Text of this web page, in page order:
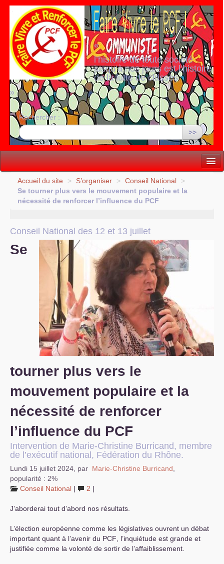
«
l’histoire de toute société
jusqu’à nos jours est l’histoire
de la lutte de classes
»
Rechercher :
>>
Vie politique
Lutter, Unir...
Comprendre...
Accueil du site > S’organiser > Conseil National
>
Se tourner plus vers le mouvement populaire et la
nécessité de renforcer l’influence du PCF
Conseil National des 12 et 13 juillet
Se
tourner plus vers le
mouvement populaire et la
nécessité de renforcer
l’influence du PCF
Intervention de Marie-Christine Burricand, membre
de l’exécutif national, Fédération du Rhône.
Lundi 15 juillet 2024 par Marie-Christine Burricand
popularité : 2%
Conseil National | 2 |
J’aborderai tout d’abord nos résultats.
L’élection européenne comme les législatives ouvrent un débat
important quant à l’avenir du PCF , l’inquiétude est grande et
justifiée comme la volonté de sortir de l’affaiblissement.